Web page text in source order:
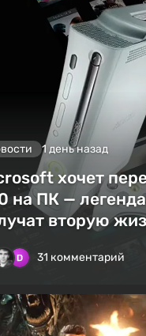
1 день назад
хочет
на ПК —
вторую
31 комментарий